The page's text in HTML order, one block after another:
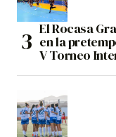
El Rocasa
en la
V Torneo